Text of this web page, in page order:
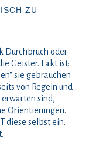
ZU
Durchbruch oder
Geister. Fakt ist:
sie gebrauchen
von Regeln und
sind,
Orientierungen.
diese selbst ein.